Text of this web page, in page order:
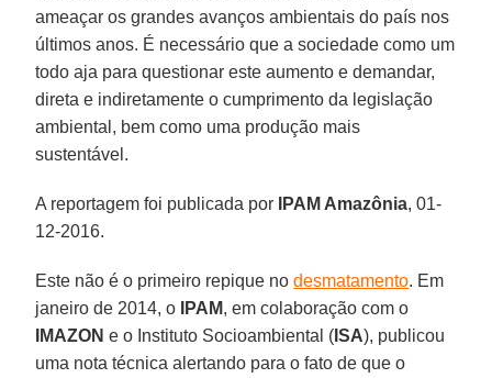
ameaçar os grandes avanços ambientais do país nos
últimos anos. É necessário que a sociedade como um
todo aja para questionar este aumento e demandar,
direta e indiretamente o cumprimento da legislação
ambiental, bem como uma produção mais
sustentável.
A reportagem foi publicada por IPAM Amazônia, 01-
12-2016.
Este não é o primeiro repique nodesmatamento. Em
janeiro de 2014, o
IPAM, em colaboração com o
IMAZON e o Instituto Socioambiental ( ISA), publicou
uma nota técnica alertando para o fato de que o